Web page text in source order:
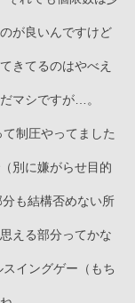
が良いんですけど
きてるのはやべえ
マシですが…。
制圧やってました
別に嫌がらせ目的
も結構否めない所
える部分ってかな
イングゲー（もち